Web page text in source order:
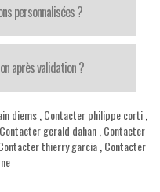
personnalisées ?
après validation ?
diems, Contacter philippe corti,
Contacter gerald dahan, Contacter
thierry garcia, Contacter